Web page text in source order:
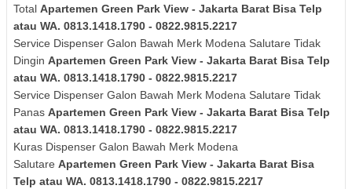
Total Apartemen Green Park View - Jakarta Barat Bisa Telp
atau WA. 0813.1418.1790 - 0822.9815.2217
Service Dispenser Galon Bawah Merk Modena Salutare Tidak
Dingin Apartemen Green Park View - Jakarta Barat Bisa Telp
atau WA. 0813.1418.1790 - 0822.9815.2217
Service Dispenser Galon Bawah Merk Modena Salutare Tidak
Panas Apartemen Green Park View - Jakarta Barat Bisa Telp
atau WA. 0813.1418.1790 - 0822.9815.2217
Kuras Dispenser Galon Bawah Merk Modena
Salutare Apartemen Green Park View - Jakarta Barat Bisa
Telp atau WA. 0813.1418.1790 - 0822.9815.2217